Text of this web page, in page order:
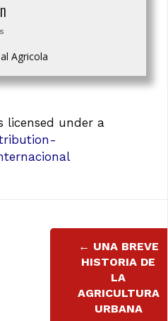
Agricola
licensed under a
← UNA BREVE
HISTORIA DE
LA
AGRICULTURA
URBANA